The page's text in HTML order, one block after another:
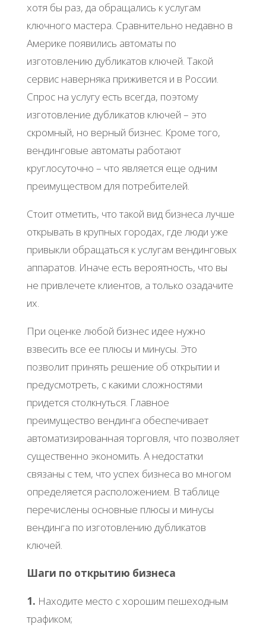
хотя бы раз, да обращались к услугам
ключного мастера. Сравнительно недавно в
Америке появились автоматы по
изготовлению дубликатов ключей. Такой
сервис наверняка приживется и в России.
Спрос на услугу есть всегда, поэтому
изготовление дубликатов ключей – это
скромный, но верный бизнес. Кроме того,
вендинговые автоматы работают
круглосуточно – что является еще одним
преимуществом для потребителей.
Стоит отметить, что такой вид бизнеса лучше
открывать в крупных городах, где люди уже
привыкли обращаться к услугам вендинговых
аппаратов. Иначе есть вероятность, что вы
не привлечете клиентов, а только озадачите
их.
При оценке любой бизнес идее нужно
взвесить все ее плюсы и минусы. Это
позволит принять решение об открытии и
предусмотреть, с какими сложностями
придется столкнуться. Главное
преимущество вендинга обеспечивает
автоматизированная торговля, что позволяет
существенно экономить. А недостатки
связаны с тем, что успех бизнеса во многом
определяется расположением. В таблице
перечислены основные плюсы и минусы
вендинга по изготовлению дубликатов
ключей.
Шаги по открытию бизнеса
1. Находите место с хорошим пешеходным
трафиком;